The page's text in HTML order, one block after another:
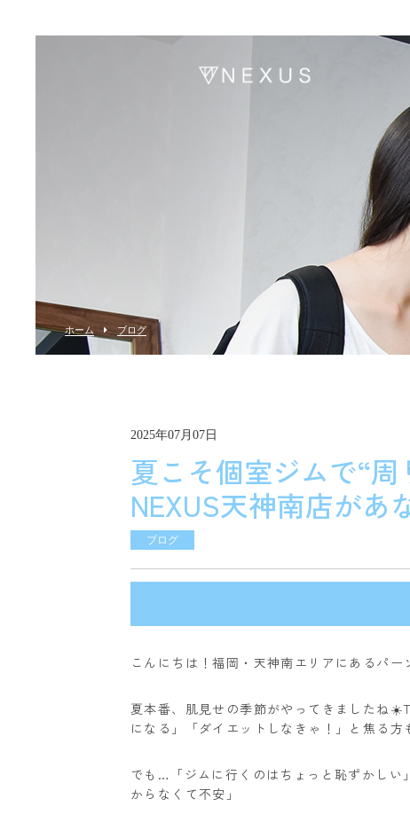
ホーム ブログ
2025年07月07日
夏こそ個室ジムで“周
NEXUS天神南店があ
ブログ
こんにちは！福岡・天神南エリアにあるパー
夏本番、肌見せの季節がやってきましたね☀️
になる」「ダイエットしなきゃ！」と焦る方
でも… 「ジムに行くのはちょっと恥ずかしい」
からなくて不安」